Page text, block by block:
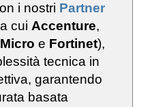
i nostri Partner
cui Accenture,
e Fortinet),
tecnica in
garantendo
basata